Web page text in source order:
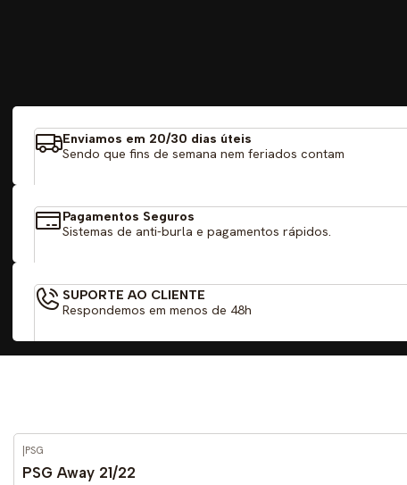
Enviamos em 20/30 dias úteis
Sendo que fins de semana nem feriados contam
Pagamentos Seguros
Sistemas de anti-burla e pagamentos rápidos.
SUPORTE AO CLIENTE
Respondemos em menos de 48h
-52% DESCONTO
|PSG
PSG Away 21/22